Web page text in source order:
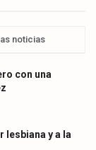
noticias
con una
lesbiana y a la